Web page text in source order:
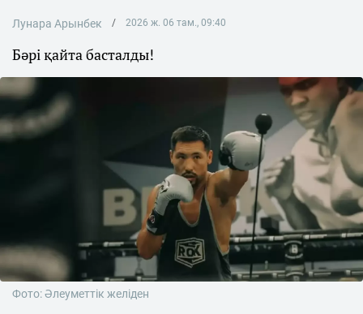
Лунара Арынбек 2026 ж. 06 там., 09:40
Бәрі қайта басталды!
Фото: Әлеуметтік желіден